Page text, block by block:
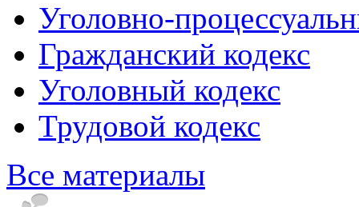
Уголовно-
Гражданский кодекс
Уголовный кодекс
Трудовой кодекс
Все материалы